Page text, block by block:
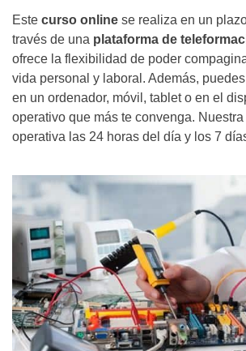
Este curso online se realiza en un
través de una plataforma de
ofrece la flexibilidad de poder
vida personal y laboral. Además,
en un ordenador, móvil, tablet o en el
operativo que más te convenga.
operativa las 24 horas del día y los 7